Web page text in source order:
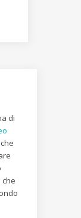
di
che